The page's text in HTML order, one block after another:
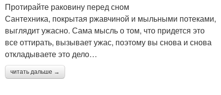
Протирайте раковину перед сном
Сантехника, покрытая ржавчиной и мыльными потеками,
выглядит ужасно. Сама мысль о том, что придется это
все оттирать, вызывает ужас, поэтому вы снова и снова
откладываете это дело…
читать дальше →